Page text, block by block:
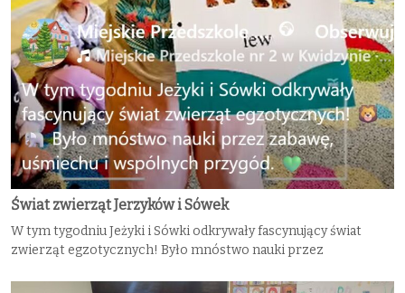
Świat zwierząt Jerzyków i Sówek
W tym tygodniu Jeżyki i Sówki odkrywały fascynujący świat
zwierząt egzotycznych! Było mnóstwo nauki przez